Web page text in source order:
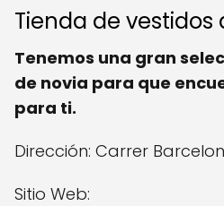
Tienda de vestidos
Tenemos una gran
de novia para que
para ti.
Dirección: Carrer
Sitio Web: